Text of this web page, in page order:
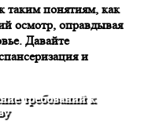
таким понятиям, как
осмотр, оправдывая
Давайте
и
требований к